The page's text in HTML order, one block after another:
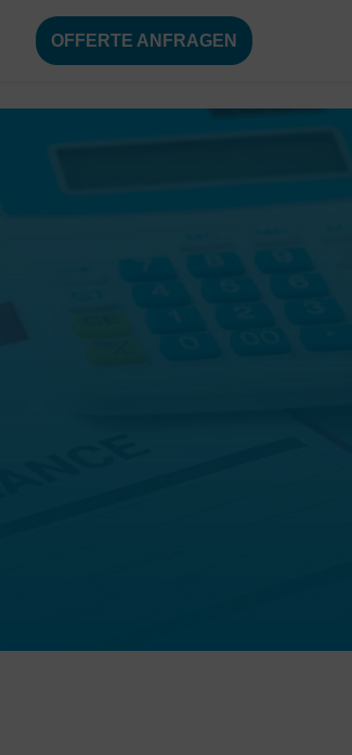
OFFERTE ANFRAGEN